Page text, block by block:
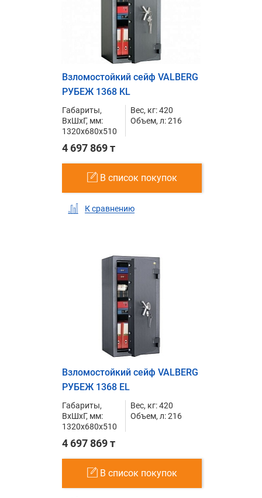
Взломостойкий сейф VALBERG
РУБЕЖ 1368 KL
Габариты,
ВxШxГ, мм:
1320x680x510
Вес, кг: 420
Объем, л: 216
4 697 869 т
В список покупок
К сравнению
Взломостойкий сейф VALBERG
РУБЕЖ 1368 EL
Габариты,
ВxШxГ, мм:
1320x680x510
Вес, кг: 420
Объем, л: 216
4 697 869 т
В список покупок